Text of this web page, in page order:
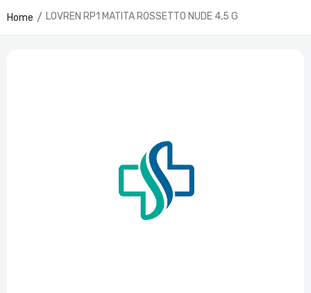
Home LOVREN RP1 MATITA ROSSETTO NUDE 4,5 G